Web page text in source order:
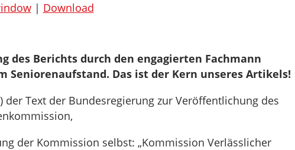
zu
regeln.
| Download
des Berichts durch den engagierten Fachmann
Seniorenaufstand. Das ist der Kern unseres Artikels!
der Text der Bundesregierung zur Veröffentlichung des
der Kommission selbst: „Kommission Verlässlicher